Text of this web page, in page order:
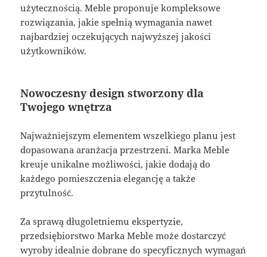
użytecznością. Meble proponuje kompleksowe
rozwiązania, jakie spełnią wymagania nawet
najbardziej oczekujących najwyższej jakości
użytkowników.
Nowoczesny design stworzony dla
Twojego wnętrza
Najważniejszym elementem wszelkiego planu jest
dopasowana aranżacja przestrzeni. Marka Meble
kreuje unikalne możliwości, jakie dodają do
każdego pomieszczenia elegancję a także
przytulność.
Za sprawą długoletniemu ekspertyzie,
przedsiębiorstwo Marka Meble może dostarczyć
wyroby idealnie dobrane do specyficznych wymagań